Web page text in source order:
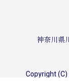
神奈川県
Copyright (C)